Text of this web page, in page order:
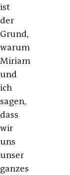
ist
der
Grund,
warum
Miriam
und
ich
sagen,
dass
wir
uns
unser
ganzes